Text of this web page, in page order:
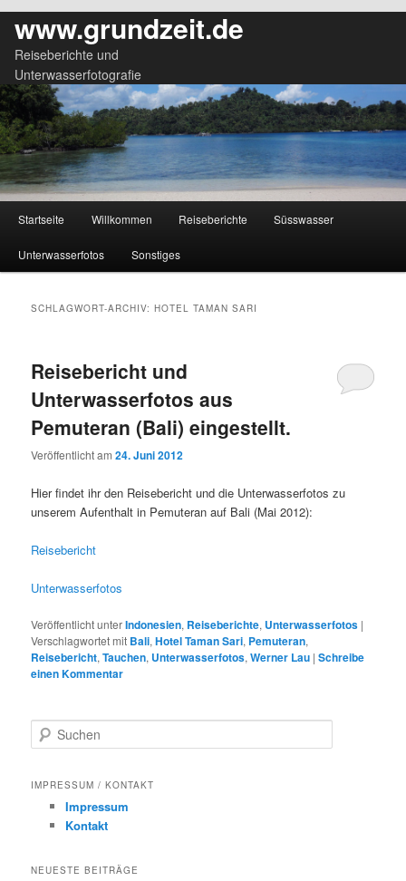
www.grundzeit.de
Reiseberichte und
Unterwasserfotografie
Zum
primären
Zum
sekundären
Startseite Willkommen Reiseberichte Süsswasser
Unterwasserfotos Sonstiges
SCHLAGWORT-ARCHIV:HOTEL TAMAN SARI
Reisebericht und
Unterwasserfotos aus
Pemuteran (Bali) eingestellt.
Veröffentlicht am24. Juni 2012
Hier findet ihr den Reisebericht und die Unterwasserfotos zu
unserem Aufenthalt in Pemuteran auf Bali (Mai 2012):
Reisebericht
Unterwasserfotos
Veröffentlicht unterIndonesien, Reiseberichte, Unterwasserfotos |
Verschlagwortet mit Bali,Hotel Taman Sari, Pemuteran,
Reisebericht,Tauchen, Unterwasserfotos,Werner Lau |Schreibe
einen Kommentar
u
h
IMPRESSUM / KONTAKT
Impressum
Kontakt
NEUESTE BEITRÄGE